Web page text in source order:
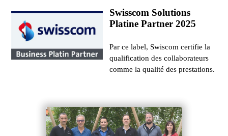
Swisscom Solutions
Platine Partner 2025
Par ce label, Swiscom certifie la
qualification des collaborateurs
comme la qualité des prestations.